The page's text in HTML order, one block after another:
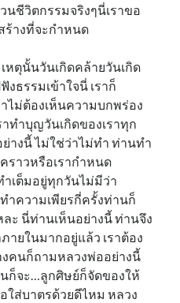
ชีวิตกรรมจริงๆนี่เราขอ
ร้างที่จะกำหนด
หตุนั้นวันเกิดคล้ายวันเกิด
งธรรมเข้าใจนี่ เราก็
ไม่ต้องเห็นความบกพร่อง
ทำบุญวันเกิดของเราทุก
างนี้ ไม่ใช่ว่าไม่ทำ ท่านทำ
ราวหรือเรากำหนด
เต็มอยู่ทุกวันไม่มีว่า
ำความเพียรกี่ครั้งท่านก็
ะ นี่ท่านเห็นอย่างนี้ ท่านจึง
ายในมากอยู่แล้ว เราต้อง
งคนก็ถามหลวงพ่ออย่างนี้
ก็จะ…ลูกศิษย์ก็จัดของให้
ใส่บาตรด้วยดีไหม หลวง